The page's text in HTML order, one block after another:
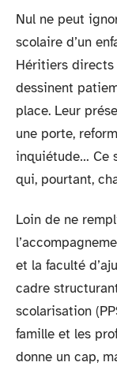
Nul ne peut
scolaire d’un
Héritiers directs
dessinent
place. Leur
une porte,
inquiétude… Ce
qui, pourtant,
Loin de ne
et la faculté
cadre
scolarisation
famille et les
donne un cap,